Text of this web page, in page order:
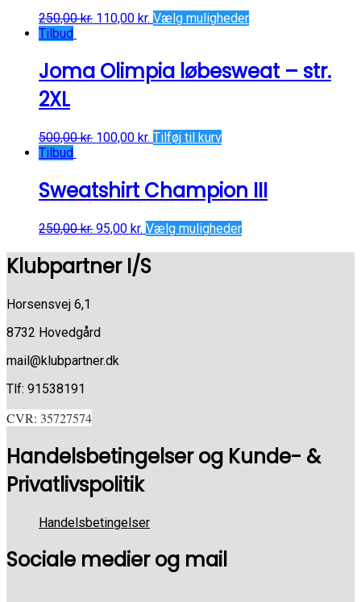
250,00kr. 110,00 kr. Vælg muligheder
Tilbud
Joma Olimpia løbesweat – str.
2XL
500,00kr. 100,00 kr. Tilføj til kurv
Tilbud
Sweatshirt Champion III
250,00kr. 95,00 kr. Vælg muligheder
Klubpartner I/S
Horsensvej 6,1
8732 Hovedgård
mail@klubpartner.dk
Tlf: 91538191
CVR: 35727574
Handelsbetingelser og Kunde- &
Privatlivspolitik
Handelsbetingelser
Sociale medier og mail